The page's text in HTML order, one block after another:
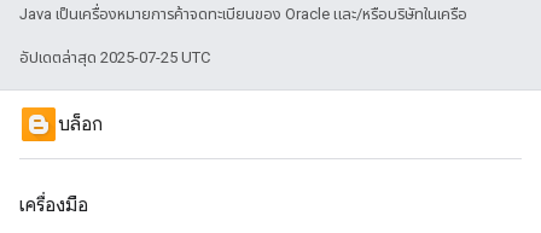
Java เป็นเครื่องหมายการค้าจดทะเบียนของ Oracle และ/หรือบริษัทในเครือ
อัปเดตล่าสุด 2025-07-25 UTC
บล็อก
เครื่องมือ